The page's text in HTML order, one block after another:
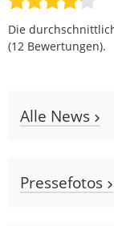
Die
(12 Bewertungen).
Alle News
Pressefotos